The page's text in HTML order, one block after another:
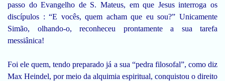
passo do Evangelho de S. Mateus, em que Jesus interroga os
discípulos : “E vocês, quem acham que eu sou?” Unicamente
Simão, olhando-o, reconheceu prontamente a sua tarefa
messiânica!
Foi ele quem, tendo preparado já a sua “pedra filosofal”, como diz
Max Heindel, por meio da alquimia espiritual, conquistou o direito